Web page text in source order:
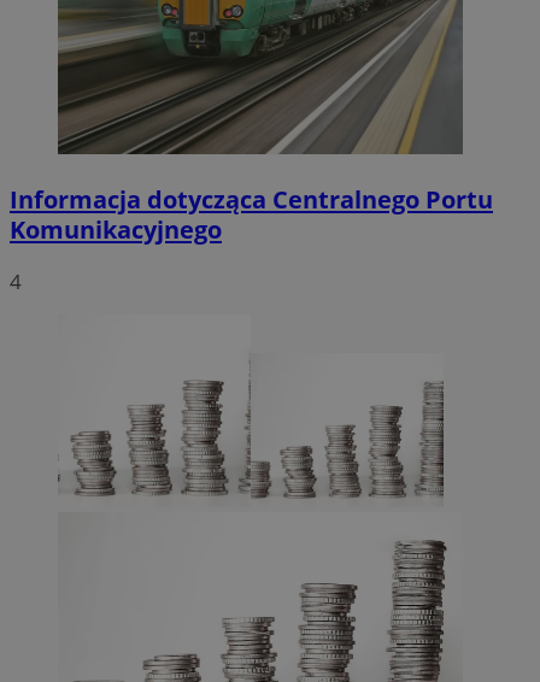
Informacja dotycząca Centralnego Portu
Komunikacyjnego
4